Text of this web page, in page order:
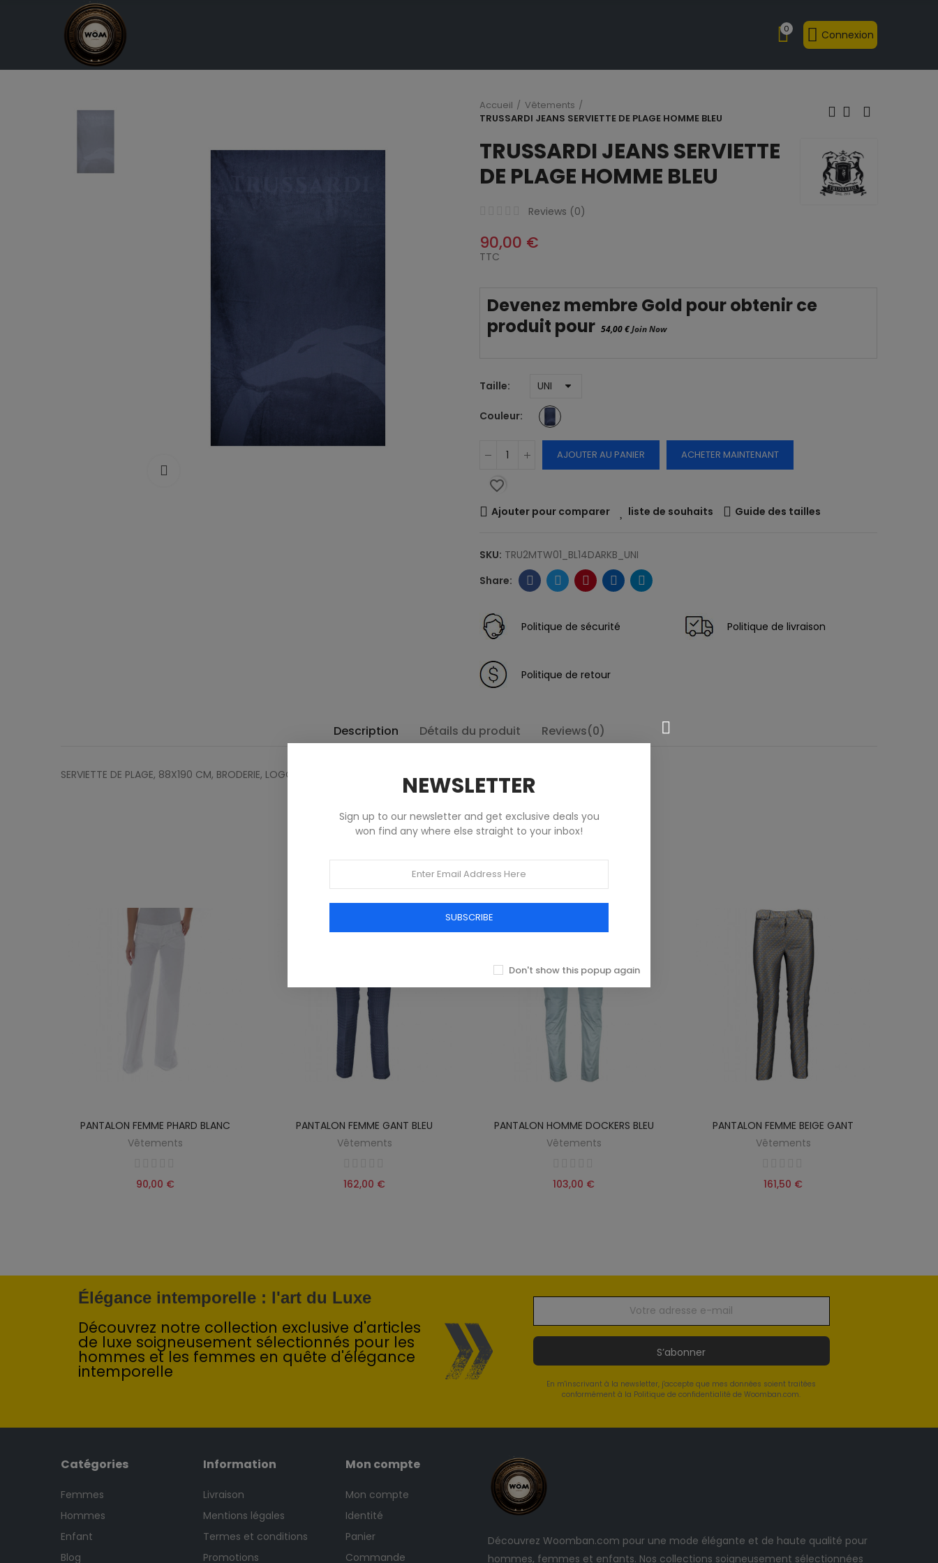
0 Connexion
Accueil
Vêtements
TRUSSARDI JEANS SERVIETTE DE PLAGE HOMME BLEU
TRUSSARDI JEANS SERVIETTE
DE PLAGE HOMME BLEU
Reviews (0)
90,00 €
TTC
Devenez membre Gold pour obtenir ce
produit pour 54,00 €Join Now
Taille
Couleur
AJOUTER AU PANIER ACHETER MAINTENANT
favorite_border
Ajouter pour comparer liste de souhaits Guide des tailles
SKU: TRU2MTW01_BL14DARKB_UNI
Politique de sécurité Politique de livraison
Politique de retour
Description Détails du produit Reviews(0)
SERVIETTE DE PLAGE, 88X190 CM, BRODERIE, LOGO
Produits dans la même catégorie
PANTALON FEMME PHARD BLANC
Vêtements
90,00 €
PANTALON FEMME GANT BLEU
Vêtements
162,00 €
PANTALON HOMME DOCKERS BLEU
Vêtements
103,00 €
PANTALON FEMME BEIGE GANT
Vêtements
161,50 €
Élégance intemporelle : l'art du Luxe
Découvrez notre collection exclusive d'articles
de luxe soigneusement sélectionnés pour les
hommes et les femmes en quête d'élégance
intemporelle
S’abonner
En m'inscrivant à la newsletter, j'accepte que mes données soient traitées
conformément à la Politique de confidentialité de Woomban.com.
Catégories
Femmes
Hommes
Enfant
Blog
Information
Livraison
Mentions légales
Termes et conditions
Promotions
Mon compte
Mon compte
Identité
Panier
Commande
Découvrez Woomban.com pour une mode élégante et de haute qualité pour
hommes, femmes et enfants. Nos collections soigneusement sélectionnées
NEWSLETTER
Sign up to our newsletter and get exclusive deals you
won find any where else straight to your inbox!
SUBSCRIBE
Don't show this popup again